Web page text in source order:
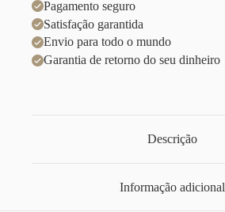
Pagamento seguro
Satisfação garantida
Envio para todo o mundo
Garantia de retorno do seu dinheiro
Descrição
Informação adicional